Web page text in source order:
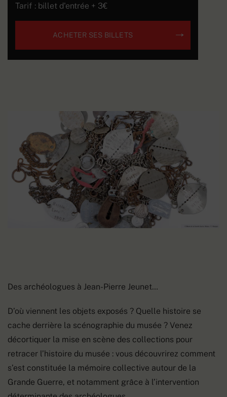
Tarif : billet d'entrée + 3€
ACHETER SES BILLETS
Des archéologues à Jean-Pierre Jeunet…
D’où viennent les objets exposés ? Quelle histoire se
cache derrière la scénographie du musée ? Venez
décortiquer la mise en scène des collections pour
retracer l’histoire du musée : vous découvrirez comment
s’est constituée la mémoire collective autour de la
Grande Guerre, et notamment grâce à l’intervention